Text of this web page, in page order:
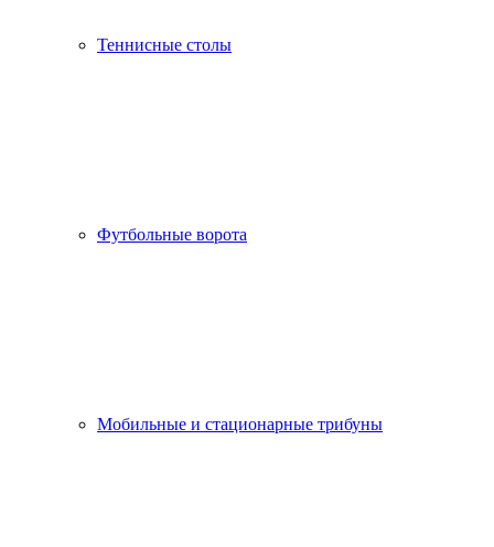
Теннисные столы
Футбольные ворота
Мобильные и стационарные трибуны